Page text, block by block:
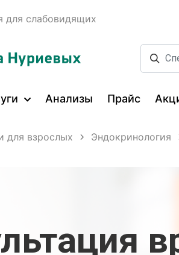
для слабовидящих
Анализы Прайс
для взрослых Эндокринология